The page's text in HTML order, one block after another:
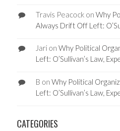
Travis Peacockon Why
Always Drift Off Left:
Jarion Why Political
Left: O’Sullivan’s Law,
B on Why Political
Left: O’Sullivan’s Law,
CATEGORIES